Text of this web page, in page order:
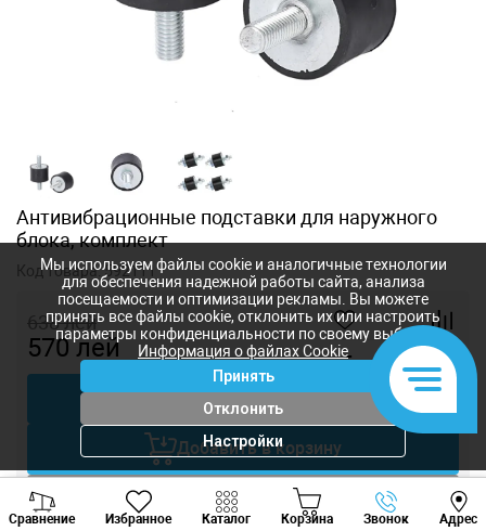
Антивибрационные подставки для наружного
блока, комплект
Код товара:592111
638лей
570лей - +
Купить в 1 клик
Добавить в корзину
Торговаться
Сравнение Избранное Каталог Корзина Звонок Адрес
Viber Whatsapp
Мы используем файлы cookie и аналогичные технологии
для обеспечения надежной работы сайта, анализа
посещаемости и оптимизации рекламы. Вы можете
принять все файлы cookie, отклонить их или настроить
параметры конфиденциальности по своему выбору.
Информация о файлах Cookie
Принять
Отклонить
Настройки